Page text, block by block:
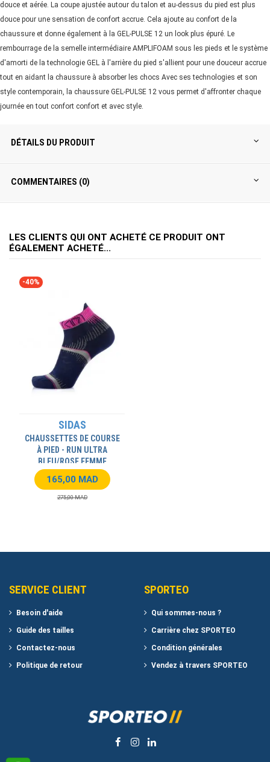
douce et aérée. La coupe ajustée autour du talon et au-dessus du pied est plus
douce pour une sensation de confort accrue. Cela ajoute au confort de la
chaussure et donne également à la GEL-PULSE 12 un look plus épuré. Le
rembourrage de la semelle intermédiaire AMPLIFOAM sous les pieds et le système
d'amorti de la technologie GEL à l'arrière du pied s'allient pour une douceur accrue
tout en aidant la chaussure à absorber les chocs Avec ses technologies et son
style contemporain, la chaussure GEL-PULSE 12 vous permet d'affronter chaque
journée en tout confort confort et avec style.
DÉTAILS DU PRODUIT
COMMENTAIRES (0)
LES CLIENTS QUI ONT ACHETÉ CE PRODUIT ONT
ÉGALEMENT ACHETÉ...
-40%
SIDAS
CHAUSSETTES DE COURSE
À PIED - RUN ULTRA
BLEU/ROSE FEMME
165,00 MAD
275,00 MAD
SERVICE CLIENT
Besoin d'aide
Guide des tailles
Contactez-nous
Politique de retour
SPORTEO
Qui sommes-nous ?
Carrière chez SPORTEO
Condition générales
Vendez à travers SPORTEO